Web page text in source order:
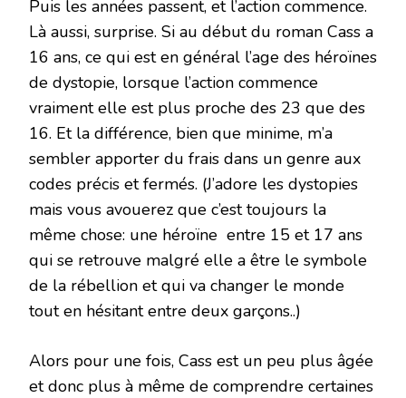
Puis les années passent, et l’action commence.
Là aussi, surprise. Si au début du roman Cass a
16 ans, ce qui est en général l’age des héroïnes
de dystopie, lorsque l’action commence
vraiment elle est plus proche des 23 que des
16. Et la différence, bien que minime, m’a
sembler apporter du frais dans un genre aux
codes précis et fermés. (J’adore les dystopies
mais vous avouerez que c’est toujours la
même chose: une héroïne entre 15 et 17 ans
qui se retrouve malgré elle a être le symbole
de la rébellion et qui va changer le monde
tout en hésitant entre deux garçons..)
Alors pour une fois, Cass est un peu plus âgée
et donc plus à même de comprendre certaines